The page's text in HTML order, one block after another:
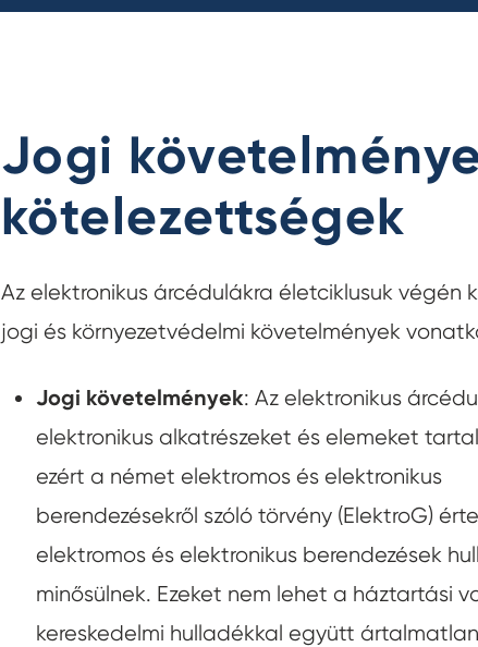
Jogi
kötelezettségek
Az elektronikus árcédulákra életciklusuk végén
jogi és környezetvédelmi követelmények
Jogi követelmények: Az elektronikus
elektronikus alkatrészeket és elemeket
ezért a német elektromos és elektronikus
berendezésekről szóló törvény (ElektroG)
elektromos és elektronikus berendezések
minősülnek. Ezeket nem lehet a háztartási
kereskedelmi hulladékkal együtt